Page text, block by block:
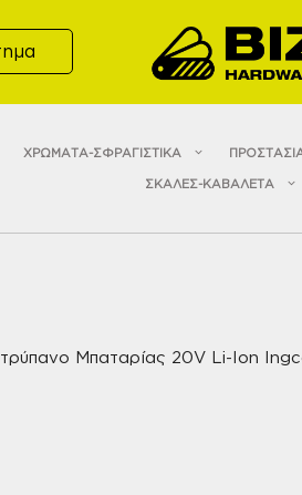
ΧΡΩΜΑΤΑ-ΣΦΡΑΓΙΣΤΙΚΑ
ΣΚΑΛΕΣ-ΚΑΒΑΛΕΤΑ
Μπαταρίας 20V Li-Ion